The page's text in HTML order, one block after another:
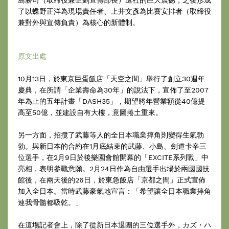
了以蝶野正洋為現場責任者、上井文彥為比賽安排者（取締役
兼對外與宣傳負責）為核心的新體制。
原文出處
10月13日，於東京巨蛋飯店「天空之間」舉行了創立30週年
慶典，在所謂「企業壽命為30年」的說法下，宣佈了至2007
年為止的五年計畫「DASH35」，期望將年營業額從40億提
高至50億，並建設自有大樓，意圖捲土重來。
另一方面，招攬了武藤等人的全日本職業摔角則變得生氣勃
勃。與新日本的合約在1月底結束的武藤、小島、劍道卡辛三
位選手，在2月9日於後樂園會館開幕的「EXCITE系列戰」中
亮相，表明參戰意願。2月24日作為自由選手出場於兩國國技
館後，在兩天後的26日，於東急飯店「京都之間」正式宣佈
加入全日本。當時武藤豪氣地宣言：「希望讓全日本職業摔角
連我骨髓都吸乾。」
在這場記者會上，除了從新日本退團的三位選手外，カズ・ハ